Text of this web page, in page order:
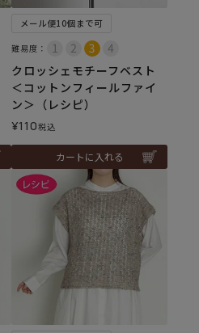
メール便10個まで可
難易度：
クロッシェモチーフベスト
＜コットンフィールファイ
ン＞（レシピ）
¥110税込
カートに入れる